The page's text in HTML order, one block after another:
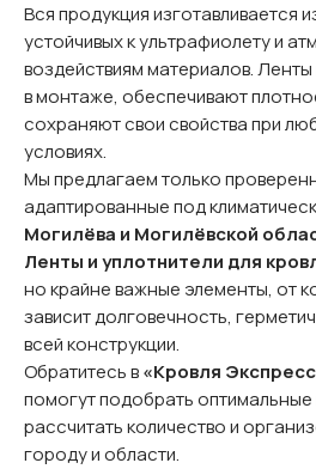
Вся продукция изготавливается
устойчивых к ультрафиолету и
воздействиям материалов.
в монтаже, обеспечивают
сохраняют свои свойства при
условиях.
Мы предлагаем только
адаптированные под
Могилёва и Могилёвской
Ленты и уплотнители для
но крайне важные элементы, от
зависит долговечность,
всей конструкции.
Обратитесь в«Кровля
помогут подобрать
рассчитать количество и
городу и области.